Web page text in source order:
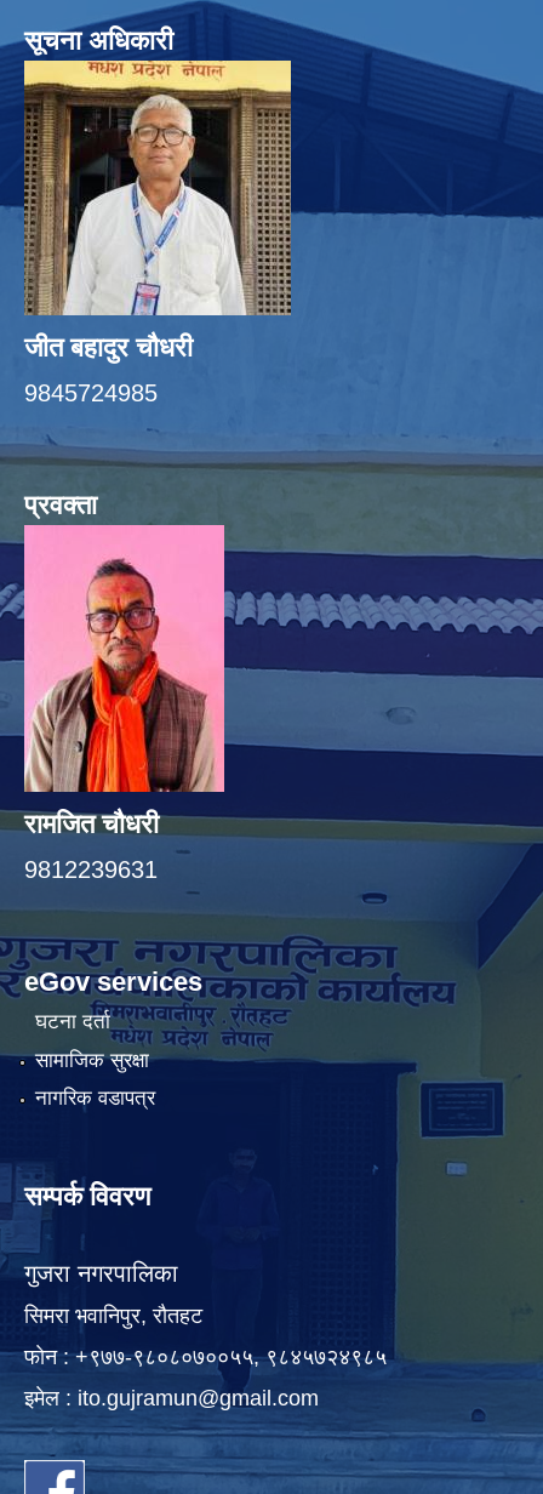
सूचना अधिकारी
जीत बहादुर चाैधरी
9845724985
प्रवक्ता
रामजित चौधरी
9812239631
eGov services
घटना दर्ता
सामाजिक सुरक्षा
नागरिक वडापत्र
सम्पर्क विवरण
गुजरा नगरपालिका
सिमरा भवानिपुर, राैतहट
फाेन : +९७७-९८०८०७००५५, ९८४५७२४९८५
इमेल : ito.gujramun@gmail.com